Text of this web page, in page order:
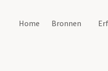
Home Bronnen